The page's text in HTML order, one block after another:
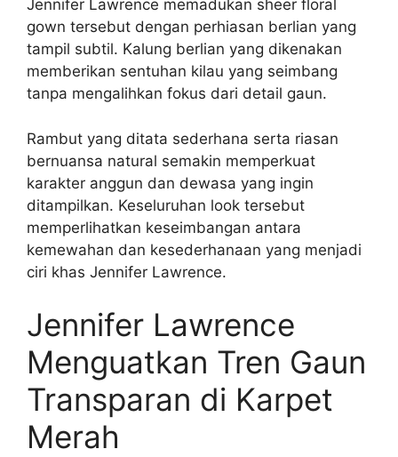
Jennifer Lawrence memadukan sheer floral
gown tersebut dengan perhiasan berlian yang
tampil subtil. Kalung berlian yang dikenakan
memberikan sentuhan kilau yang seimbang
tanpa mengalihkan fokus dari detail gaun.
Rambut yang ditata sederhana serta riasan
bernuansa natural semakin memperkuat
karakter anggun dan dewasa yang ingin
ditampilkan. Keseluruhan look tersebut
memperlihatkan keseimbangan antara
kemewahan dan kesederhanaan yang menjadi
ciri khas Jennifer Lawrence.
Jennifer Lawrence
Menguatkan Tren Gaun
Transparan di Karpet
Merah